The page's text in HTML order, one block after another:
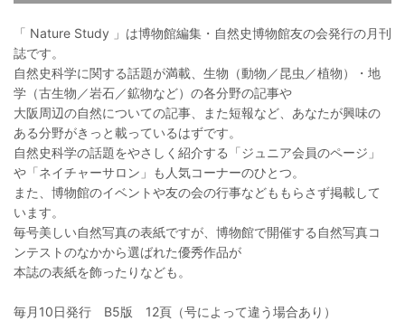
「 Nature Study 」は博物館編集・自然史博物館友の会発行の月刊
誌です。
自然史科学に関する話題が満載、生物（動物／昆虫／植物）・地
学（古生物／岩石／鉱物など）の各分野の記事や
大阪周辺の自然についての記事、また短報など、あなたが興味の
ある分野がきっと載っているはずです。
自然史科学の話題をやさしく紹介する「ジュニア会員のページ」
や「ネイチャーサロン」も人気コーナーのひとつ。
また、博物館のイベントや友の会の行事などももらさず掲載して
います。
毎号美しい自然写真の表紙ですが、博物館で開催する自然写真コ
ンテストのなかから選ばれた優秀作品が
本誌の表紙を飾ったりなども。
毎月10日発行 B5版 12頁（号によって違う場合あり）